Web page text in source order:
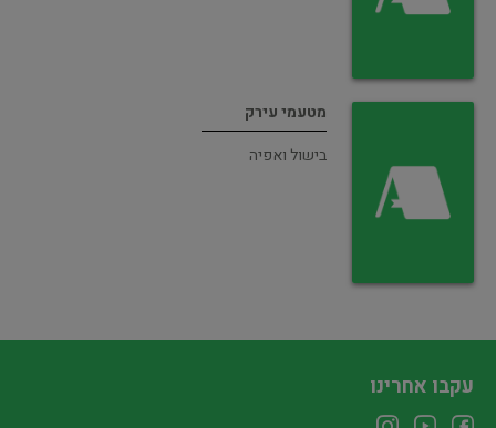
מטעמי עירק
בישול ואפיה
עקבו אחרינו